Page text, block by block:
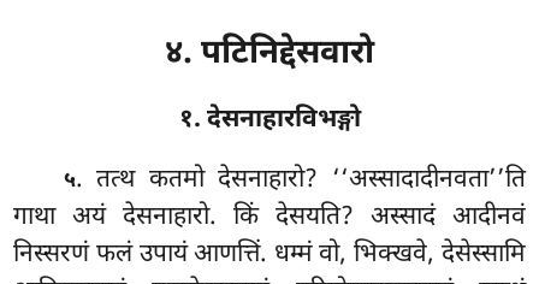
४. पटिनिद्देसवारो
१. देसनाहारविभङ्गो
५. तत्थ कतमो देसनाहारो? ‘‘अस्सादादीनवता’’ति
गाथा अयं देसनाहारो. किं देसयति? अस्सादं आदीनवं
निस्सरणं फलं उपायं आणत्तिं. धम्मं वो, भिक्खवे, देसेस्सामि